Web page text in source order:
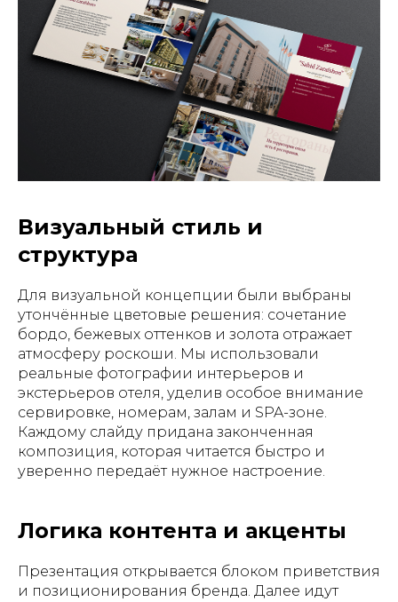
Визуальный стиль и
структура
Для визуальной концепции были выбраны
утончённые цветовые решения: сочетание
бордо, бежевых оттенков и золота отражает
атмосферу роскоши. Мы использовали
реальные фотографии интерьеров и
экстерьеров отеля, уделив особое внимание
сервировке, номерам, залам и SPA-зоне.
Каждому слайду придана законченная
композиция, которая читается быстро и
уверенно передаёт нужное настроение.
Логика контента и акценты
Презентация открывается блоком приветствия
и позиционирования бренда. Далее идут